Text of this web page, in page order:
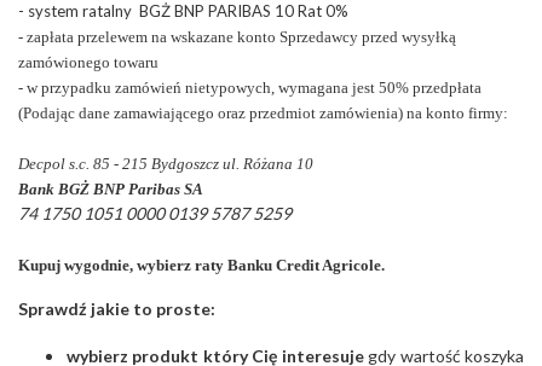
- system ratalny BGŻ BNP PARIBAS 10 Rat 0%
- zapłata przelewem na wskazane konto Sprzedawcy przed wysyłką
zamówionego towaru
- w przypadku zamówień nietypowych, wymagana jest 50% przedpłata
(Podając dane zamawiającego oraz przedmiot zamówienia) na konto firmy:
Decpol s.c. 85 - 215 Bydgoszcz ul. Różana 10
Bank BGŻ BNP Paribas SA
74 1750 1051 0000 0139 5787 5259
Kupuj wygodnie, wybierz raty Banku Credit Agricole.
Sprawdź jakie to proste:
wybierz produkt który Cię interesujegdy wartość koszyka